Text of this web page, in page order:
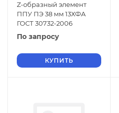
Z-образный элемент
ППУ ПЭ 38 мм 13ХФА
ГОСТ 30732-2006
По запросу
КУПИТЬ